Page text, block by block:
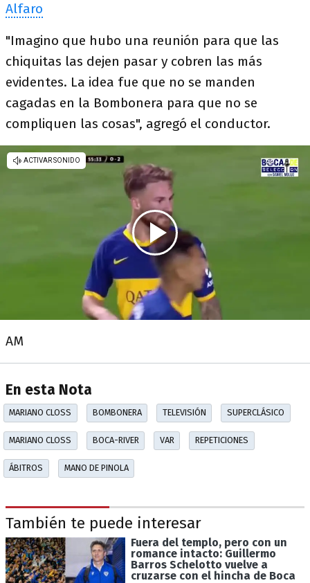
Alfaro
"Imagino que hubo una reunión para que las
chiquitas las dejen pasar y cobren las más
evidentes. La idea fue que no se manden
cagadas en la Bombonera para que no se
compliquen las cosas", agregó el conductor.
AM
En esta Nota
MARIANO CLOSS BOMBONERA TELEVISIÓN SUPERCLÁSICO
MARIANO CLOSS BOCA-RIVER VAR REPETICIONES
ÁBITROS MANO DE PINOLA
También te puede interesar
Fuera del templo, pero con un
romance intacto: Guillermo
Barros Schelotto vuelve a
cruzarse con el hincha de Boca